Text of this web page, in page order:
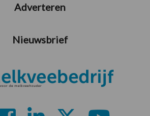
Adverteren
Nieuwsbrief